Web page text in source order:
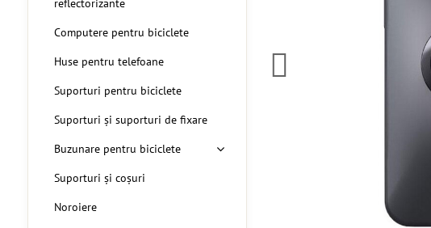
reflectorizante
Computere pentru biciclete
Huse pentru telefoane
Suporturi pentru biciclete
Suporturi și suporturi de fixare
Buzunare pentru biciclete
Suporturi și coșuri
Noroiere